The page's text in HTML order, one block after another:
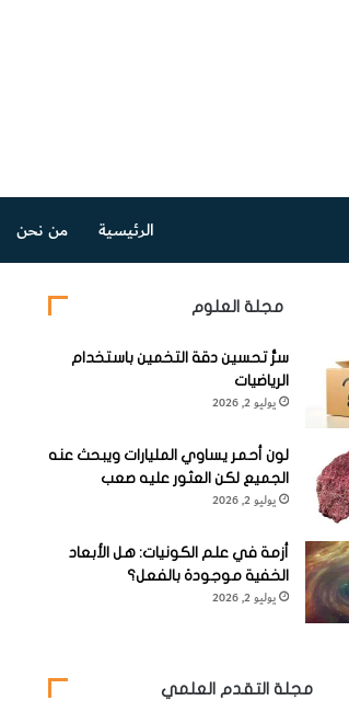
الرئيسية من نحن
مجلة العلوم
سرُّ تحسين دقة التخمين باستخدام
الرياضيات
يوليو 2, 2026
لون أحمر يساوي المليارات ويبحث عنه
الجميع لكن العثور عليه صعب
يوليو 2, 2026
أزمة في علم الكونيات: هل الأبعاد
الخفية موجودة بالفعل؟
يوليو 2, 2026
مجلة التقدم العلمي